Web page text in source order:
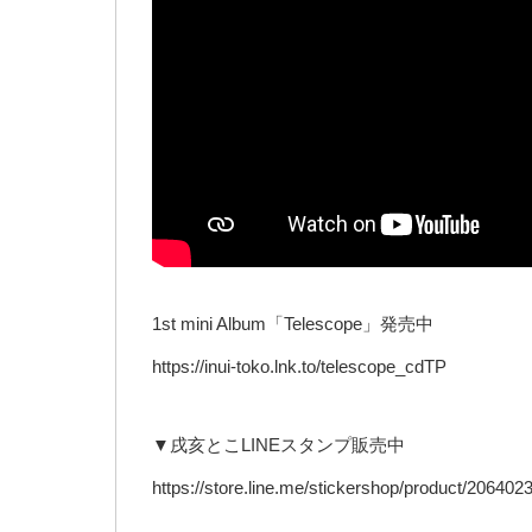
1st mini Album「Telescope」発売中
https://inui-toko.lnk.to/telescope_cdTP
▼戌亥とこLINEスタンプ販売中
https://store.line.me/stickershop/product/